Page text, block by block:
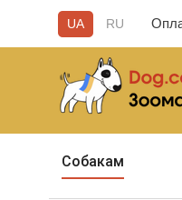
UA RU
Собакам